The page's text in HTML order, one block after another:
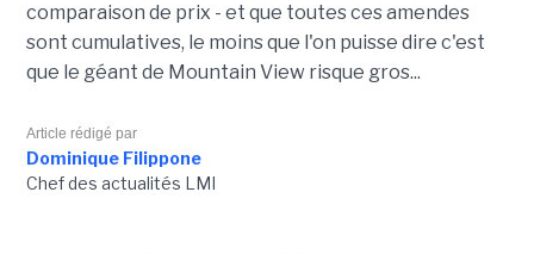
comparaison de prix - et que toutes ces amendes
sont cumulatives, le moins que l'on puisse dire c'est
que le géant de Mountain View risque gros...
Article rédigé par
Dominique Filippone
Chef des actualités LMI